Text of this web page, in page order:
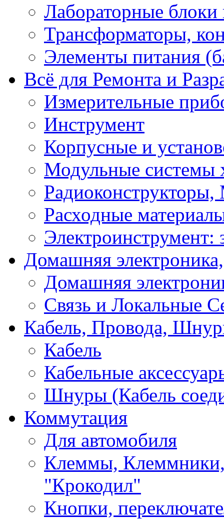
Лабораторные блоки
Трансформаторы,
Элементы питания
Всё для Ремонта и
Измерительные
Инструмент
Корпусные и
Модульные системы
Расходные
Электроинструмент:
Домашняя
Домашняя
Связь и Локальные
Кабель, Провода,
Кабель
Кабельные
Шнуры (Кабель
Коммутация
Для автомобиля
Клеммы,
"Крокодил"
Кнопки,